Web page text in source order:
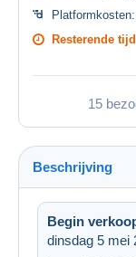
Platformkosten:
Resterende
15
Beschrijving
Begin
dinsdag 5 mei